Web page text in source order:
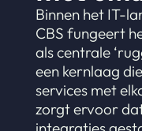
Binnen het IT-
CBS fungeert
als centrale
een kernlaag
services met
zorgt ervoor